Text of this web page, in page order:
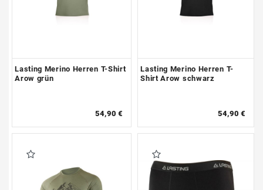
Lasting Merino Herren T-Shirt
Arow grün
54,90 €
Lasting Merino Herren T-
Shirt Arow schwarz
54,90 €